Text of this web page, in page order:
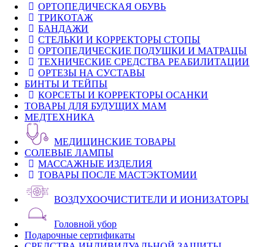
ОРТОПЕДИЧЕСКАЯ ОБУВЬ
ТРИКОТАЖ
БАНДАЖИ
СТЕЛЬКИ И КОРРЕКТОРЫ СТОПЫ
ОРТОПЕДИЧЕСКИЕ ПОДУШКИ И МАТРАЦЫ
ТЕХНИЧЕСКИЕ СРЕДСТВА РЕАБИЛИТАЦИИ
ОРТЕЗЫ НА СУСТАВЫ
БИНТЫ И ТЕЙПЫ
КОРСЕТЫ И КОРРЕКТОРЫ ОСАНКИ
ТОВАРЫ ДЛЯ БУДУЩИХ МАМ
МЕДТЕХНИКА
МЕДИЦИНСКИЕ ТОВАРЫ
СОЛЕВЫЕ ЛАМПЫ
МАССАЖНЫЕ ИЗДЕЛИЯ
ТОВАРЫ ПОСЛЕ МАСТЭКТОМИИ
ВОЗДУХООЧИСТИТЕЛИ И ИОНИЗАТОРЫ
Головной убор
Подарочные сертификаты